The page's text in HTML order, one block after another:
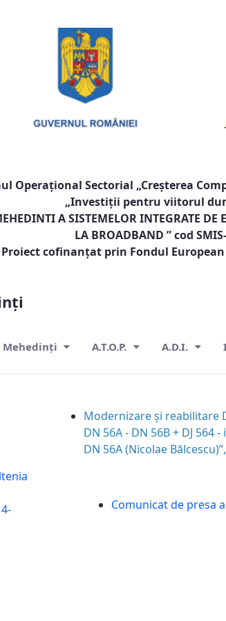
Operaţional Sectorial „Creşterea
„Investiţii pentru viitorul
A SISTEMELOR INTEGRATE
LA BROADBAND ” cod
Proiect cofinanţat prin Fondul
Mehedinți A.T.O.P. A.D.I.
Modernizare și reabilitare
DN 56A - DN 56B + DJ 564
DN 56A (Nicolae
Comunicat de presa